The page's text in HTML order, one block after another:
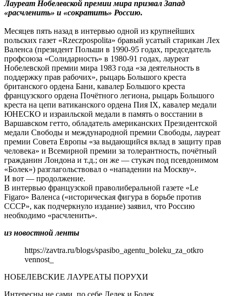
Лауреат Нобелевской премии мира призвал Запад
«расчленить» и «сократить» Россию.
Месяцев пять назад в интервью одной из крупнейших
польских газет «Rzeczpospolita» бравый усатый старикан Лех
Валенса (президент Польши в 1990-95 годах, председатель
профсоюза «Солидарность» в 1980-91 годах, лауреат
Нобелевской премии мира 1983 года «за деятельность в
поддержку прав рабочих», рыцарь Большого креста
британского ордена Бани, кавалер Большого креста
французского ордена Почётного легиона, рыцарь Большого
креста на цепи ватиканского ордена Пия IX, кавалер медали
ЮНЕСКО и израильской медали в память о восстании в
Варшавском гетто, обладатель американских Президентской
медали Свободы и международной премии Свободы, лауреат
премии Совета Европы «за выдающийся вклад в защиту прав
человека» и Всемирной премии за толерантность, почётный
гражданин Лондона и т.д.; он же — стукач под псевдонимом
«Болек») разглагольствовал о «нападении на Москву».
И вот — продолжение.
В интервью французской праволиберальной газете «Le
Figaro» Валенса («историческая фигура в борьбе против
СССР», как подчеркнуло издание) заявил, что Россию
необходимо «расчленить».
из новостной ленты
https://zavtra.ru/blogs/spasibo_agentu_boleku_za_otkro
vennost_
НОБЕЛЕВСКИЕ ЛАУРЕАТЫ ПОРУХИ
Интересны не сами по себе Лелек и Болек.